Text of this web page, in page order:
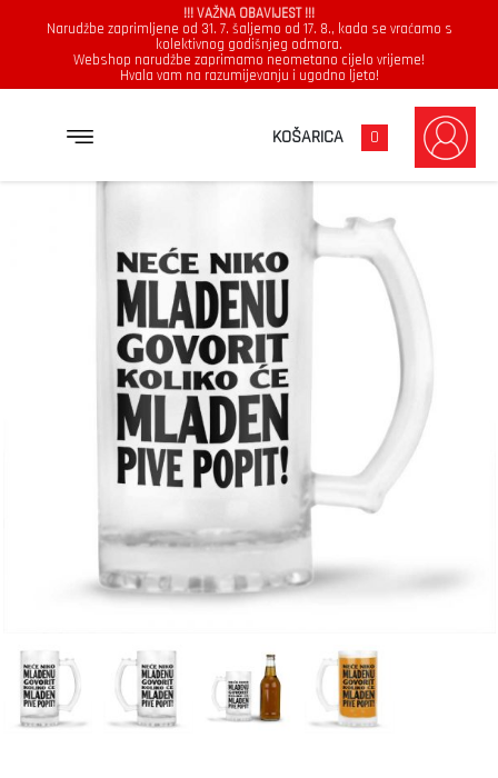
!!! VAŽNA OBAVIJEST !!!
Narudžbe zaprimljene od 31. 7. šaljemo od 17. 8., kada se vraćamo s
kolektivnog godišnjeg odmora.
Webshop narudžbe zaprimamo neometano cijelo vrijeme!
Hvala vam na razumijevanju i ugodno ljeto!
KOŠARICA 0
NEĆE NIKO MLADENU GOVORIT KOLIKO ĆE MLADEN PIVE POPIT